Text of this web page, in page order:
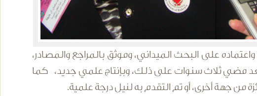
على البحث الميداني، وموثق بالمراجع والمصادر،
بعد مضي ثلاث سنوات على ذلك، وبإنتاج علمي جديد، كما
من جهة أخرى، أو تم التقدم به لنيل درجة علمية.